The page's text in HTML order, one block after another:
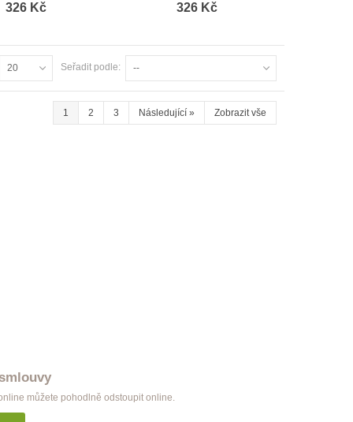
Garnýž Classic dvojitá bílá
998 Kč
326 Kč 326 Kč
Seřadit podle: --
20
1 2 3 Následující » Zobrazit vše
můžete pohodlně odstoupit online.